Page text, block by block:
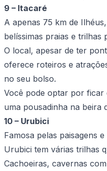
9 – Itacaré
A apenas 75 km de
belíssimas praias e trilhas
O local, apesar de ter
oferece roteiros e
no seu bolso.
Você pode optar por
uma pousadinha na beira
10 – Urubici
Famosa pelas paisagens
Urubici tem várias trilhas
Cachoeiras, cavernas